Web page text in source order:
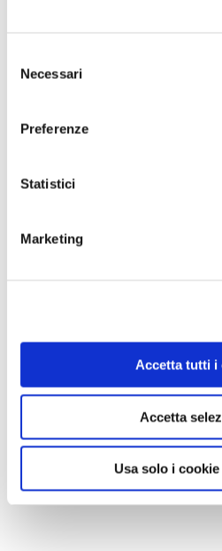
delNecessari
Preferenze
Statistici
Marketing
Accetta tutti i
Accetta
Usa solo i
Anche il Touring è presente
edizione della Borsa
Turismo Archeologico a